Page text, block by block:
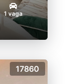
1 vaga
17860